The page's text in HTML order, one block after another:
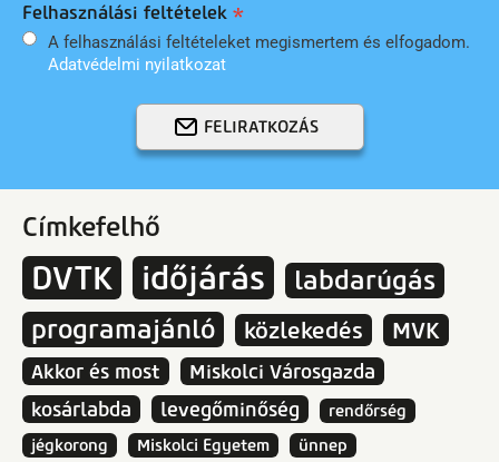
Felhasználási feltételek
A felhasználási feltételeket megismertem és elfogadom.
Adatvédelmi nyilatkozat
FELIRATKOZÁS
Címkefelhő
DVTK időjárás
labdarúgás
programajánló
közlekedés MVK
Akkor és most
Miskolci Városgazda
kosárlabda
levegőminőség
rendőrség
jégkorong
Miskolci Egyetem
ünnep